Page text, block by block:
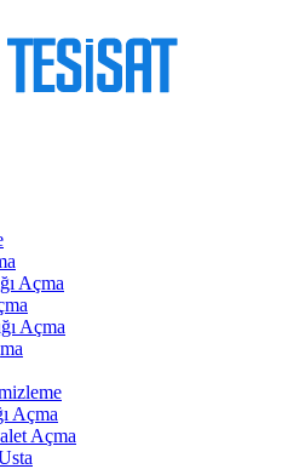
Açma
Açma
Açma
Açma